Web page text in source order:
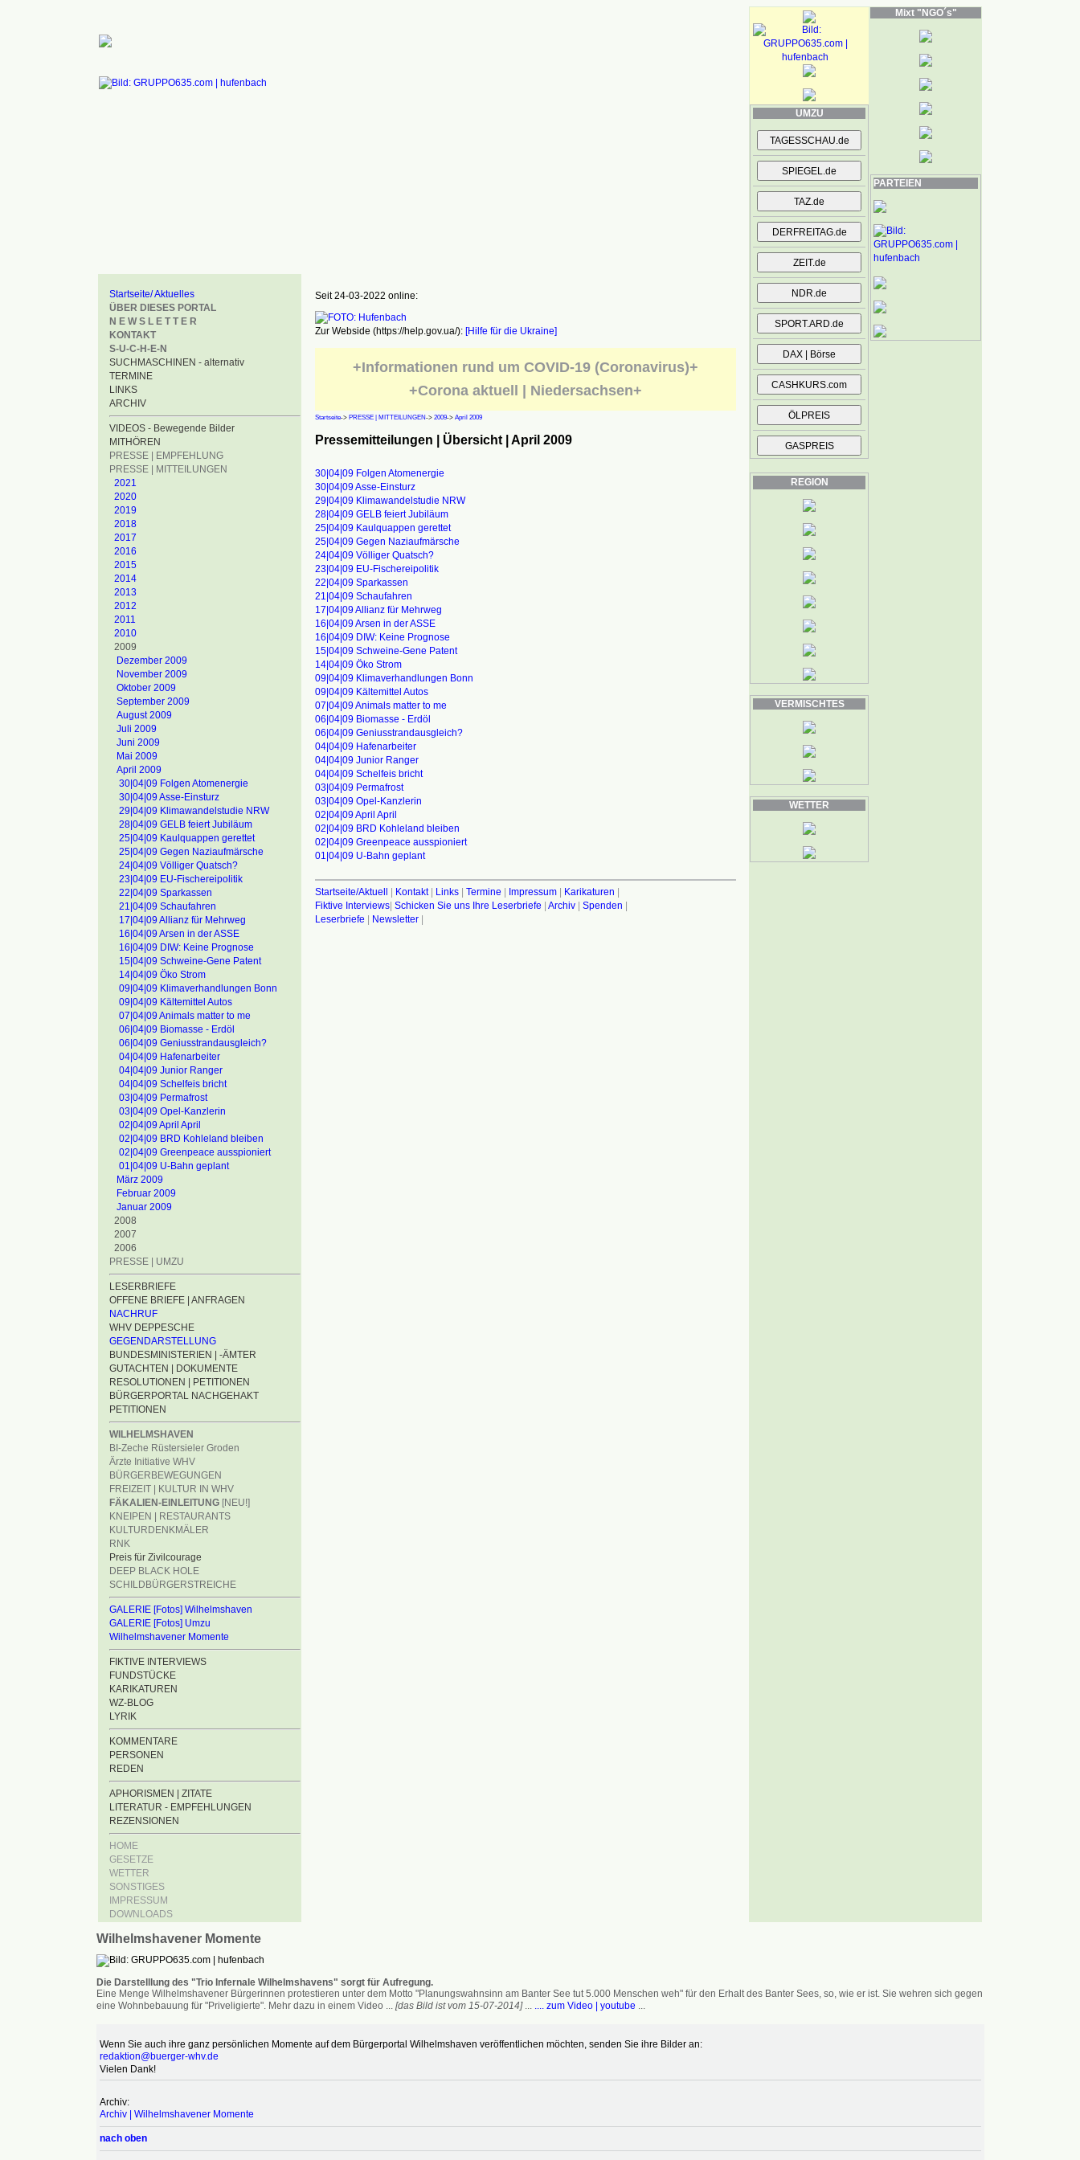
UMZU
REGION
VERMISCHTES
WETTER
Mixt "NGO´s"
PARTEIEN
Startseite/ Aktuelles
ÜBER DIESES PORTAL
N E W S L E T T E R
KONTAKT
S-U-C-H-E-N
SUCHMASCHINEN - alternativ
TERMINE
LINKS
ARCHIV
VIDEOS - Bewegende Bilder
MITHÖREN
PRESSE | EMPFEHLUNG
PRESSE | MITTEILUNGEN
2021
2020
2019
2018
2017
2016
2015
2014
2013
2012
2011
2010
2009
Dezember 2009
November 2009
Oktober 2009
September 2009
August 2009
Juli 2009
Juni 2009
Mai 2009
April 2009
30|04|09 Folgen Atomenergie
30|04|09 Asse-Einsturz
29|04|09 Klimawandelstudie NRW
28|04|09 GELB feiert Jubiläum
25|04|09 Kaulquappen gerettet
25|04|09 Gegen Naziaufmärsche
24|04|09 Völliger Quatsch?
23|04|09 EU-Fischereipolitik
22|04|09 Sparkassen
21|04|09 Schaufahren
17|04|09 Allianz für Mehrweg
16|04|09 Arsen in der ASSE
16|04|09 DIW: Keine Prognose
15|04|09 Schweine-Gene Patent
14|04|09 Öko Strom
09|04|09 Klimaverhandlungen Bonn
09|04|09 Kältemittel Autos
07|04|09 Animals matter to me
06|04|09 Biomasse - Erdöl
06|04|09 Geniusstrandausgleich?
04|04|09 Hafenarbeiter
04|04|09 Junior Ranger
04|04|09 Schelfeis bricht
03|04|09 Permafrost
03|04|09 Opel-Kanzlerin
02|04|09 April April
02|04|09 BRD Kohleland bleiben
02|04|09 Greenpeace ausspioniert
01|04|09 U-Bahn geplant
März 2009
Februar 2009
Januar 2009
2008
2007
2006
PRESSE | UMZU
LESERBRIEFE
OFFENE BRIEFE | ANFRAGEN
NACHRUF
WHV DEPPESCHE
GEGENDARSTELLUNG
BUNDESMINISTERIEN | -ÄMTER
GUTACHTEN | DOKUMENTE
RESOLUTIONEN | PETITIONEN
BÜRGERPORTAL NACHGEHAKT
PETITIONEN
WILHELMSHAVEN
BI-Zeche Rüstersieler Groden
Ärzte Initiative WHV
BÜRGERBEWEGUNGEN
FREIZEIT | KULTUR IN WHV
FÄKALIEN-EINLEITUNG [NEU!]
KNEIPEN | RESTAURANTS
KULTURDENKMÄLER
RNK
Preis für Zivilcourage
DEEP BLACK HOLE
SCHILDBÜRGERSTREICHE
GALERIE [Fotos] Wilhelmshaven
GALERIE [Fotos] Umzu
Wilhelmshavener Momente
FIKTIVE INTERVIEWS
FUNDSTÜCKE
KARIKATUREN
WZ-BLOG
LYRIK
KOMMENTARE
PERSONEN
REDEN
APHORISMEN | ZITATE
LITERATUR - EMPFEHLUNGEN
REZENSIONEN
HOME
GESETZE
WETTER
SONSTIGES
IMPRESSUM
DOWNLOADS
Seit 24-03-2022 online:
Zur Webside (https://help.gov.ua/): [Hilfe für die Ukraine]
+Informationen rund um COVID-19 (Coronavirus)+
+Corona aktuell | Niedersachsen+
Startseite-> PRESSE | MITTEILUNGEN-> 2009-> April 2009
Pressemitteilungen | Übersicht | April 2009
30|04|09 Folgen Atomenergie
30|04|09 Asse-Einsturz
29|04|09 Klimawandelstudie NRW
28|04|09 GELB feiert Jubiläum
25|04|09 Kaulquappen gerettet
25|04|09 Gegen Naziaufmärsche
24|04|09 Völliger Quatsch?
23|04|09 EU-Fischereipolitik
22|04|09 Sparkassen
21|04|09 Schaufahren
17|04|09 Allianz für Mehrweg
16|04|09 Arsen in der ASSE
16|04|09 DIW: Keine Prognose
15|04|09 Schweine-Gene Patent
14|04|09 Öko Strom
09|04|09 Klimaverhandlungen Bonn
09|04|09 Kältemittel Autos
07|04|09 Animals matter to me
06|04|09 Biomasse - Erdöl
06|04|09 Geniusstrandausgleich?
04|04|09 Hafenarbeiter
04|04|09 Junior Ranger
04|04|09 Schelfeis bricht
03|04|09 Permafrost
03|04|09 Opel-Kanzlerin
02|04|09 April April
02|04|09 BRD Kohleland bleiben
02|04|09 Greenpeace ausspioniert
01|04|09 U-Bahn geplant
Startseite/Aktuell Kontakt| Links| Termine Impressum| Karikaturen
Fiktive Interviews| Schicken Sie uns Ihre Leserbriefe Archiv| Spenden
Leserbriefe
Newsletter|
Wilhelmshavener Momente
Die Darstelllung des "Trio Infernale Wilhelmshavens" sorgt für Aufregung.
Eine Menge Wilhelmshavener Bürgerinnen protestieren unter dem Motto "Planungswahnsinn am Banter See tut 5.000 Menschen weh" für den Erhalt des Banter Sees, so, wie er ist. Sie wehren sich gegen
eine Wohnbebauung für "Priveligierte". Mehr dazu in einem Video ... [das Bild ist vom 15-07-2014]... .... zum Video | youtube ...
Wenn Sie auch ihre ganz persönlichen Momente auf dem Bürgerportal Wilhelmshaven veröffentlichen möchten, senden Sie ihre Bilder an:
redaktion@buerger-whv.de
Vielen Dank!
Archiv:
Archiv | Wilhelmshavener Momente
nach oben